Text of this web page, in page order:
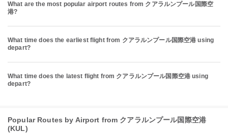
What are the most popular airport routes from クアラルンプール国際空
港?
What time does the earliest flight from クアラルンプール国際空港 using
depart?
What time does the latest flight from クアラルンプール国際空港 using
depart?
Popular Routes by Airport from クアラルンプール国際空港
(KUL)